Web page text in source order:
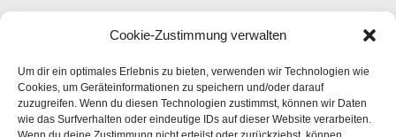
Cookie-Zustimmung verwalten
Um dir ein optimales Erlebnis zu bieten, verwenden wir Technologien wie
Cookies, um Geräteinformationen zu speichern und/oder darauf
zuzugreifen. Wenn du diesen Technologien zustimmst, können wir Daten
wie das Surfverhalten oder eindeutige IDs auf dieser Website verarbeiten.